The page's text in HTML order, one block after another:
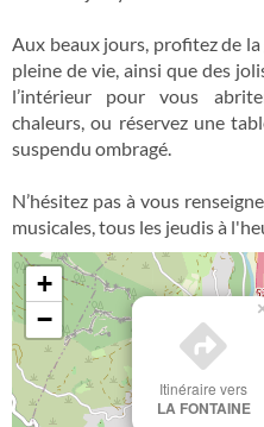
Aux beaux jours, profitez de
pleine de vie, ainsi que des
l’intérieur pour vous
chaleurs, ou réservez une
suspendu ombragé.
N’hésitez pas à vous
musicales, tous les jeudis à
Itinéraire vers
LA FONTAINE
+
−